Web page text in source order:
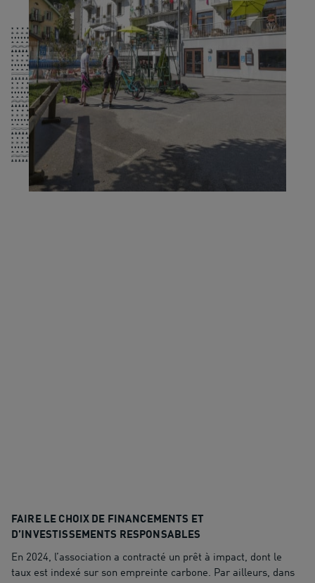
FAIRE LE CHOIX DE FINANCEMENTS ET
D’INVESTISSEMENTS RESPONSABLES
En 2024, l’association a contracté un prêt à impact, dont le
taux est indexé sur son empreinte carbone. Par ailleurs, dans